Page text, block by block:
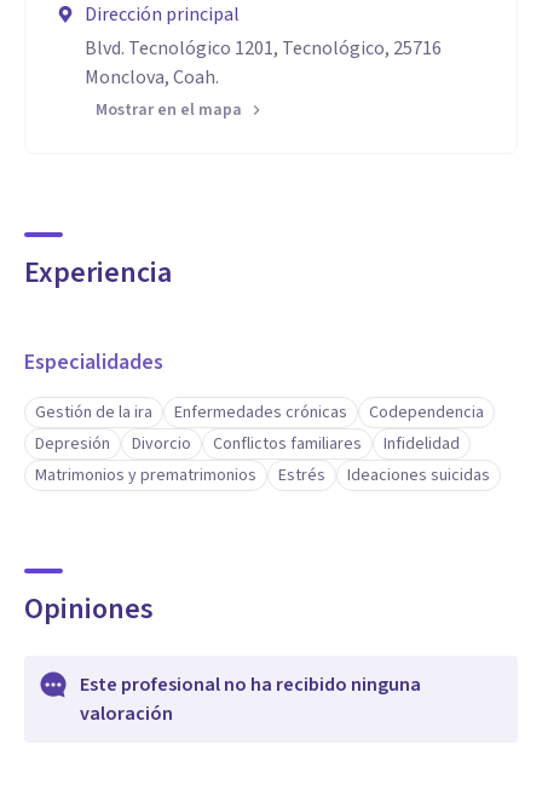
Dirección principal
Blvd. Tecnológico 1201, Tecnológico, 25716
Monclova, Coah.
Mostrar en el mapa
Experiencia
Especialidades
Gestión de la ira Enfermedades crónicas
Codependencia
Depresión
Divorcio Conflictos familiares
Infidelidad
Matrimonios y prematrimonios
Estrés Ideaciones suicidas
Opiniones
Este profesional no ha recibido ninguna
valoración